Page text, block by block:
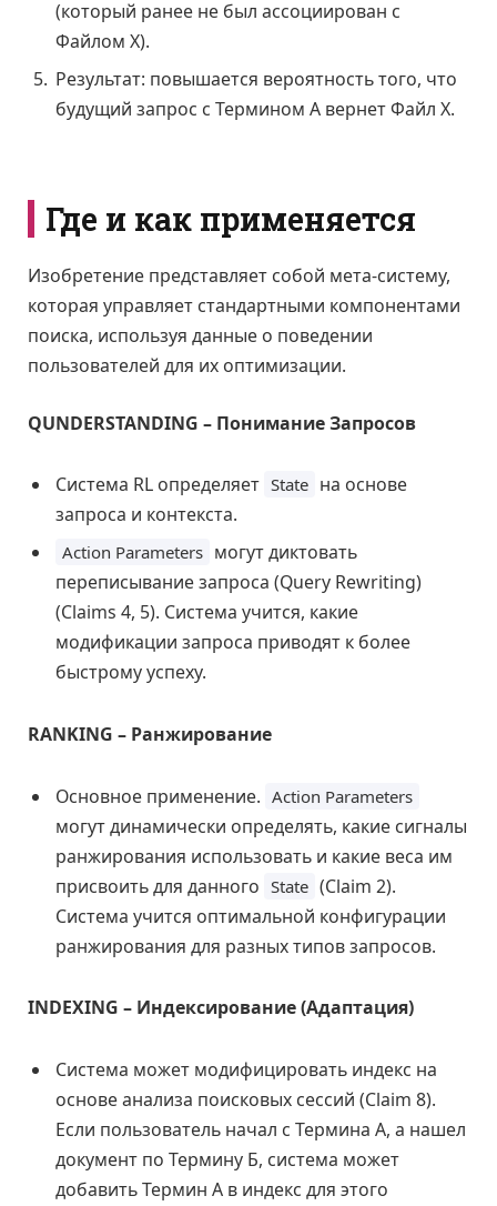
(который ранее не был ассоциирован с
Файлом Х).
Результат: повышается вероятность того, что
будущий запрос с Термином А вернет Файл Х.
Где и как применяется
Изобретение представляет собой мета-систему,
которая управляет стандартными компонентами
поиска, используя данные о поведении
пользователей для их оптимизации.
QUNDERSTANDING – Понимание Запросов
Система RL определяет State на основе
запроса и контекста.
Action Parameters могут диктовать
переписывание запроса (Query Rewriting)
(Claims 4, 5). Система учится, какие
модификации запроса приводят к более
быстрому успеху.
RANKING – Ранжирование
Основное применение. Action Parameters
могут динамически определять, какие сигналы
ранжирования использовать и какие веса им
присвоить для данного State (Claim 2).
Система учится оптимальной конфигурации
ранжирования для разных типов запросов.
INDEXING – Индексирование (Адаптация)
Система может модифицировать индекс на
основе анализа поисковых сессий (Claim 8).
Если пользователь начал с Термина А, а нашел
документ по Термину Б, система может
добавить Термин А в индекс для этого